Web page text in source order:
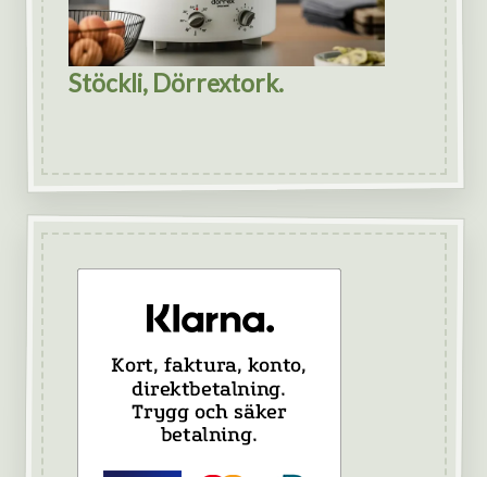
Stöckli, Dörrextork.